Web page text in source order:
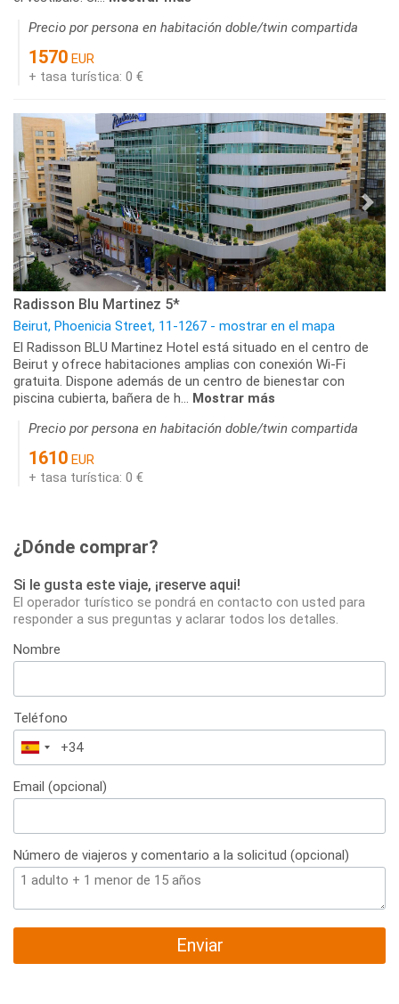
Precio por persona en habitación doble/twin compartida
1570 EUR
+ tasa turística: 0 €
Radisson Blu Martinez 5*
Beirut, Phoenicia Street, 11-1267 - mostrar en el mapa
El Radisson BLU Martinez Hotel está situado en el centro de
Beirut y ofrece habitaciones amplias con conexión Wi-Fi
gratuita. Dispone además de un centro de bienestar con
piscina cubierta, bañera de h... Mostrar más
Precio por persona en habitación doble/twin compartida
1610 EUR
+ tasa turística: 0 €
¿Dónde comprar?
Si le gusta este viaje, ¡reserve aqui!
El operador turístico se pondrá en contacto con usted para
responder a sus preguntas y aclarar todos los detalles.
Nombre
Teléfono
España
+34
Email (opcional)
Número de viajeros y comentario a la solicitud (opcional)
Enviar